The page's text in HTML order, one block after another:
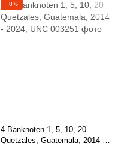
−8%
4 Banknoten 1, 5, 10, 20
Quetzales, Guatemala, 2014 -